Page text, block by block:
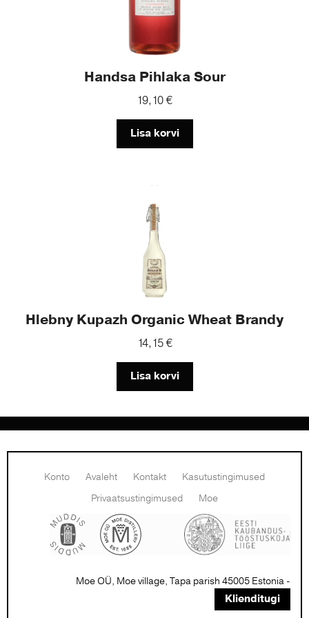
Handsa Pihlaka Sour
19,10€
Lisa korvi
Hlebny Kupazh Organic Wheat Brandy
14,15€
Lisa korvi
Konto Avaleht Kontakt
Kasutustingimused
Privaatsustingimused
Moe
Moe OÜ, Moe village, Tapa parish 45005 Estonia -
Klienditugi